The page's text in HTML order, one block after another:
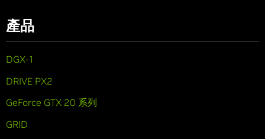
產品
DGX-1
DRIVE PX2
GeForce GTX 20 系列
GRID